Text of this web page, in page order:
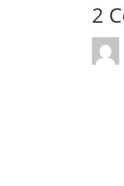
2